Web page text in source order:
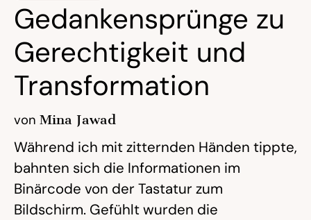
Gedankensprünge zu
Gerechtigkeit und
Transformation
von Mina Jawad
Während ich mit zitternden Händen tippte,
bahnten sich die Informationen im
Binärcode von der Tastatur zum
Bildschirm. Gefühlt wurden die